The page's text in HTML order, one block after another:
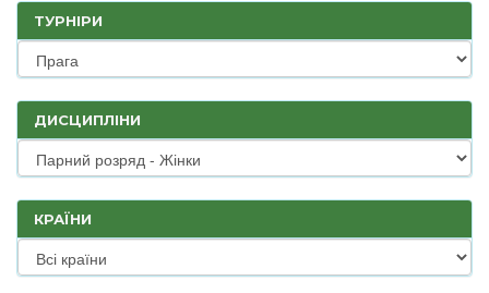
ТУРНІРИ
ДИСЦИПЛІНИ
КРАЇНИ